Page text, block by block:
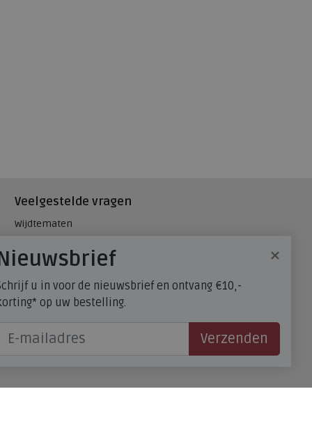
Veelgestelde vragen
Wijdtematen
Maatadvies, wat is mijn
schoenmaat?
FitFlop - maatadvies
×
u in voor de nieuwsbrief en ontvang €10,-
op uw bestelling.
Verzenden